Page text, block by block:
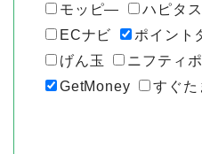
モッピ― ハピタス
ECナビ
ポイント
げん玉
ニフティ
GetMoney
すぐた